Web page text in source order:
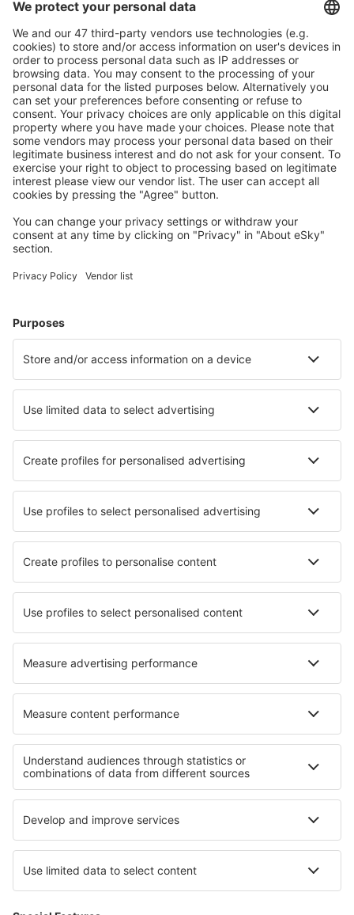
Economiseşte mai mult
Prețuri atractive și oferte speciale pentru utilizatorii
conectați.
Cazarea preferată
Alege din peste 1,3 mil. de opţiuni: hoteluri, cabane,
apartamente și altele.
Cele mai căutate hoteluri de către utilizatorii eSky
Hoteluri în Austria - Orașe populare
Hoteluri în Graz
Hoteluri în Bad Sankt Leonhard im Lavanttal
Hoteluri în Wildschoenau Hoteluri în Weissensee
Hoteluri în Millstatt
Cele mai bune hoteluri - orașe
Hoteluri în Kindelbruck Hoteluri în Hatrival
Hoteluri în Yuriria Hoteluri în Les Ponts-de-Martel
Hoteluri în Pavlovskoye Hoteluri în Grywałd
Hoteluri în St Augustine Hoteluri Kampong Rampayan
Cele mai bune hoteluri - regiuni
Hoteluri în Salzburger Saalachtal
Hoteluri în Austria Hoteluri in Wachau
Hoteluri în Bad Aussee Hoteluri in Oceanul Indian
Hoteluri in Florida Coast
Hoteluri in Karkonosze Mountains (Poland)